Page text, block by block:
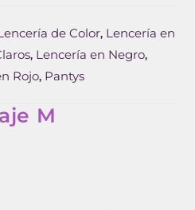
de Color, Lencería en
, Lencería en Negro,
Rojo, Pantys
M